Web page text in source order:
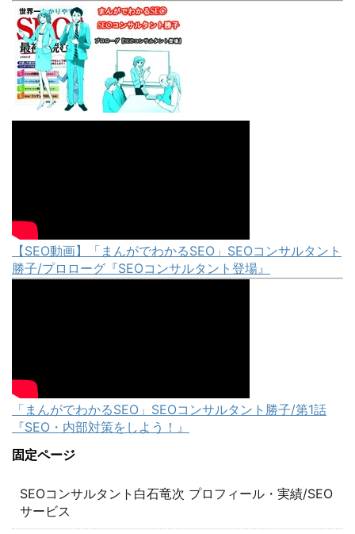
【SEO動画】「まんがでわかるSEO」SEOコンサルタント
勝子/プロローグ『SEOコンサルタント登場』
「まんがでわかるSEO」SEOコンサルタント勝子/第1話
『SEO・内部対策をしよう！』
固定ページ
SEOコンサルタント白石竜次 プロフィール・実績/SEO
サービス